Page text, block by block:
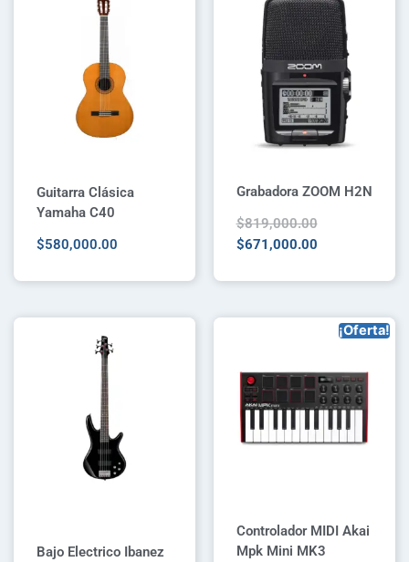
Guitarra Clásica
Yamaha C40
$580,000.00
Grabadora ZOOM H2N
$819,000.00
$671,000.00
Bajo Electrico Ibanez
¡Oferta!
Controlador MIDI Akai
Mpk Mini MK3